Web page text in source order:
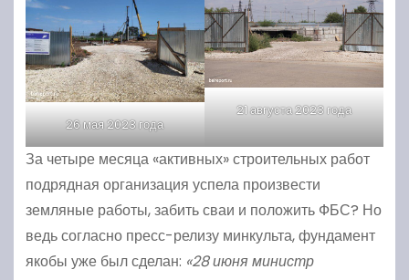
26 мая 2023 года
21 августа 2023 года
За четыре месяца «активных» строительных работ
подрядная организация успела произвести
земляные работы, забить сваи и положить ФБС? Но
ведь согласно пресс-релизу минкульта, фундамент
якобы уже был сделан: «28 июня министр